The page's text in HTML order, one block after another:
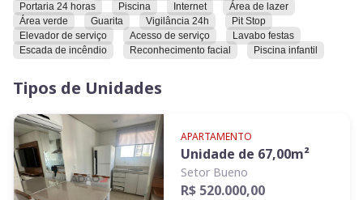
O condomínio possui taxa mensal de R$ 900,00, já incluindo:
elevadores, piscina adulto e infantil aquecidas, salão de
festas, espaço gourmet e portaria 24 horas.
Valor do investimento: R$: 520.000,00
Localização privilegiada, a poucos minutos do Parque Vaca
Brava e ao lado da Praça T-25.
Portaria 24 horas
Piscina Internet
Área de lazer
Área verde
Guarita Vigilância 24h
Pit Stop
Elevador de serviço
Acesso de serviço
Lavabo festas
Escada de incêndio
Reconhecimento facial Piscina infantil
Tipos de Unidades
APARTAMENTO
Unidade de 67,00m²
Setor Bueno
R$ 520.000,00